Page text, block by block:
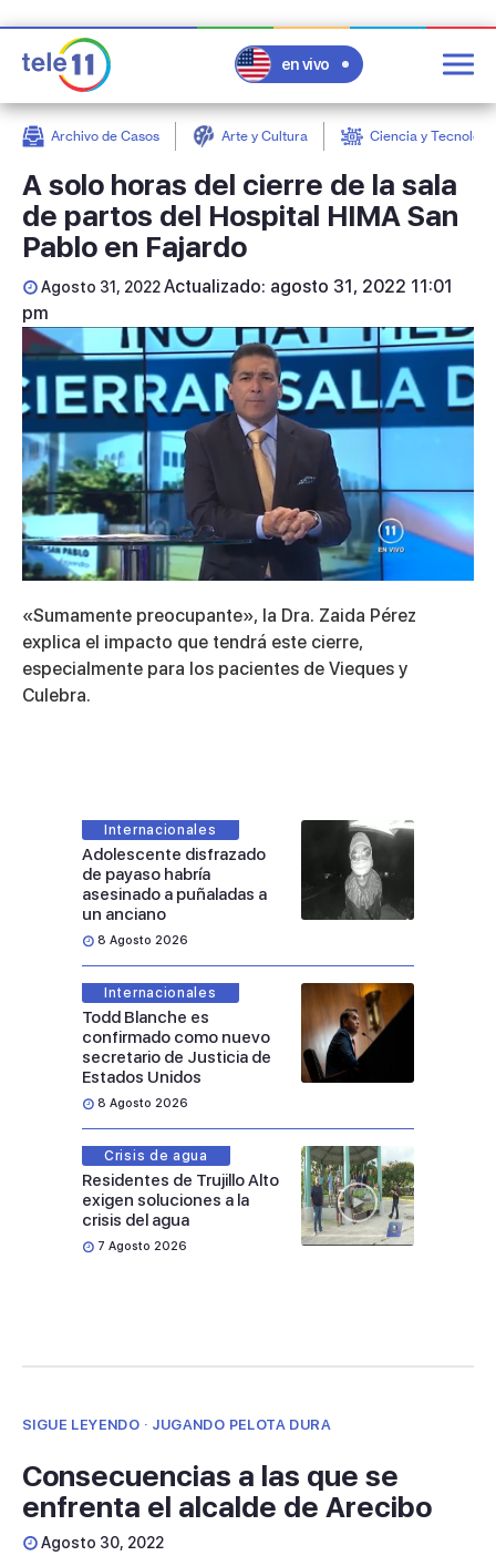
en vivo
Archivo de Casos Arte y Cultura Ciencia y
A solo horas del cierre de la sala
de partos del Hospital HIMA San
Pablo en Fajardo
Agosto 31, 2022Actualizado: agosto 31, 2022 11:01
pm
of
11
minutes,
seconds
«Sumamente preocupante», la Dra. Zaida Pérez
explica el impacto que tendrá este cierre,
especialmente para los pacientes de Vieques y
Culebra.
Internacionales
Adolescente disfrazado
de payaso habría
asesinado a puñaladas a
un anciano
8 Agosto 2026
Internacionales
Todd Blanche es
confirmado como nuevo
secretario de Justicia de
Estados Unidos
8 Agosto 2026
Crisis de agua
Residentes de Trujillo Alto
exigen soluciones a la
crisis del agua
7 Agosto 2026
SIGUE LEYENDO · JUGANDO PELOTA DURA
Consecuencias a las que se
enfrenta el alcalde de Arecibo
Agosto 30, 2022
post